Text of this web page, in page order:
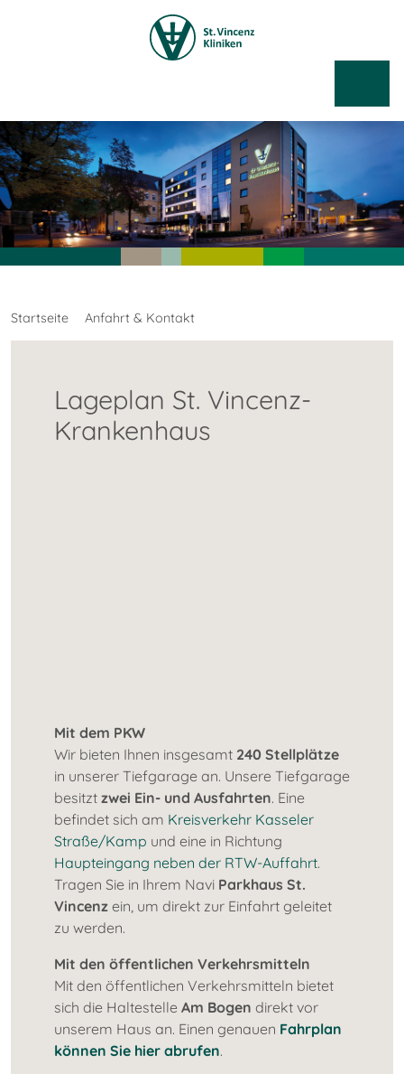
Startseite Anfahrt & Kontakt
Lageplan St. Vincenz-
Krankenhaus
Mit dem PKW
Wir bieten Ihnen insgesamt 240 Stellplätze
in unserer Tiefgarage an. Unsere Tiefgarage
besitzt zwei Ein- und Ausfahrten. Eine
befindet sich am Kreisverkehr Kasseler
Straße/Kamp und eine in Richtung
Haupteingang neben der RTW-Auffahrt.
Tragen Sie in Ihrem Navi Parkhaus St.
Vincenz ein, um direkt zur Einfahrt geleitet
zu werden.
Mit den öffentlichen Verkehrsmitteln
Mit den öffentlichen Verkehrsmitteln bietet
sich die Haltestelle Am Bogen direkt vor
unserem Haus an. Einen genauen Fahrplan
können Sie hier abrufen.